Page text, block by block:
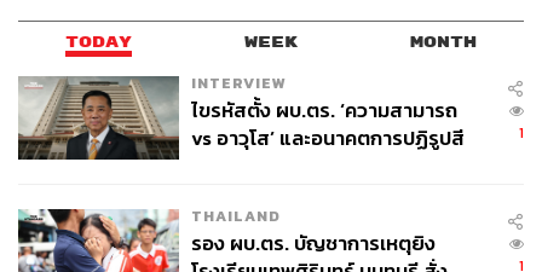
TODAY WEEK MONTH
INTERVIEW
ไขรหัสตั้ง ผบ.ตร. ‘ความสามารถ
vs อาวุโส’ และอนาคตการปฏิรูปสี
1
THAILAND
รอง ผบ.ตร. บัญชาการเหตุยิง
1